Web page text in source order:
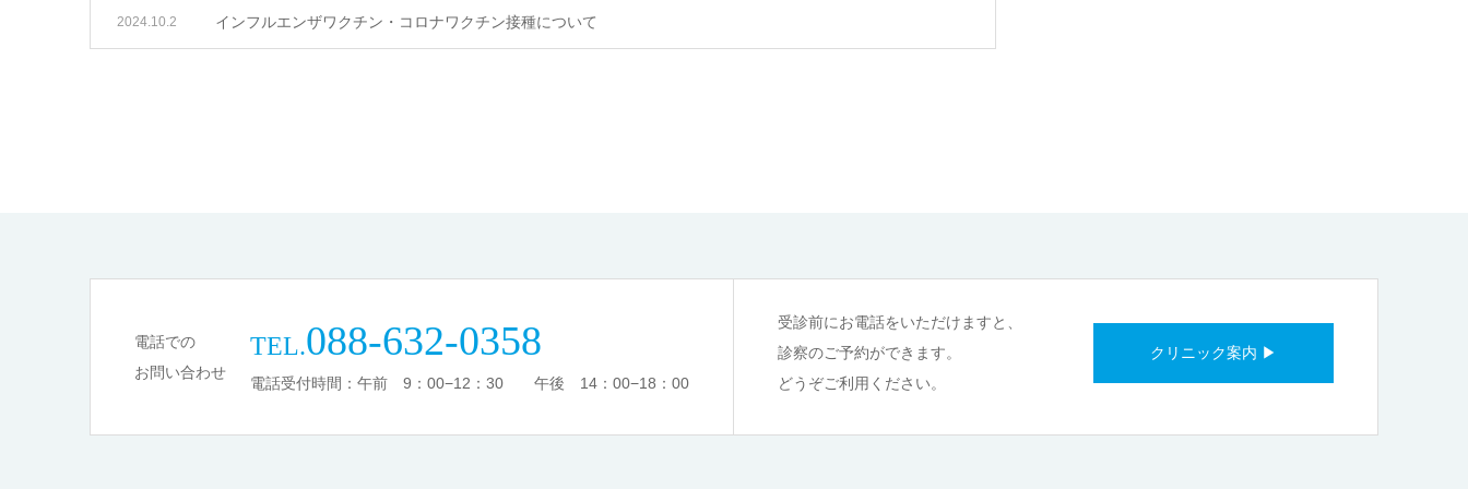
インフルエンザワクチン・コロナワクチン接種について
2024.10.2
電話での
お問い合わせ
TEL.088-632-0358
電話受付時間：午前 9：00−12：30 午後 14：00−18：00
受診前にお電話をいただけますと、
診察のご予約ができます。
どうぞご利用ください。
クリニック案内 ▶